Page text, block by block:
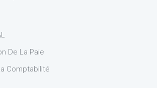
De La Paie
Comptabilité